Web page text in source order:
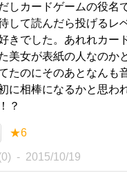
しカードゲームの役名
して読んだら投げるレ
きでした。あれれカー
美女が表紙の人なのか
たのにそのあとなんも
に相棒になるかと思わ
？
★6
2015/10/19